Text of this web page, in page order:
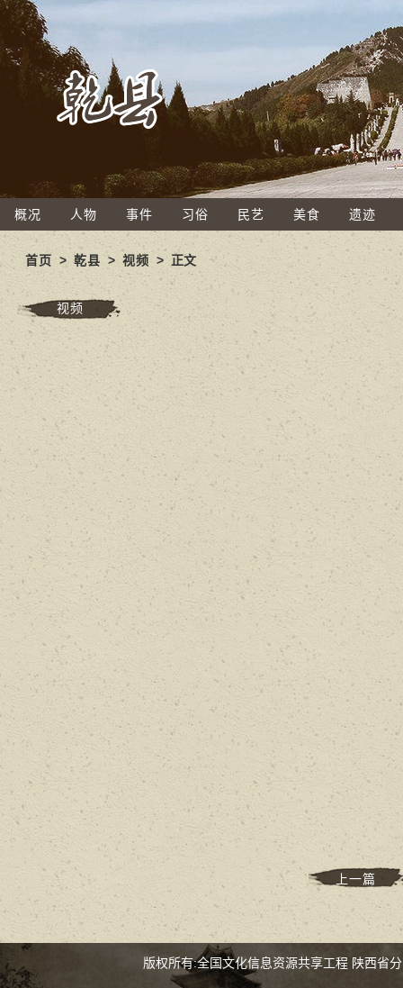
概况 人物 事件 习俗 民艺 美食 遗迹
首页 >乾县 > 视频 > 正文
视频
上一篇
版权所有:全国文化信息资源共享工程 陕西省